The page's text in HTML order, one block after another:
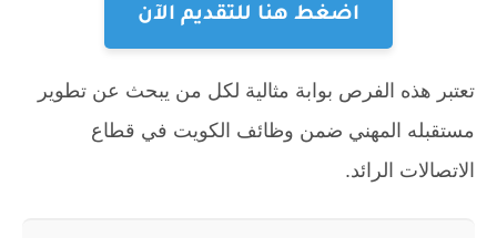
اضغط هنا للتقديم الآن
تعتبر هذه الفرص بوابة مثالية لكل من يبحث عن تطوير
مستقبله المهني ضمن وظائف الكويت في قطاع
الاتصالات الرائد.